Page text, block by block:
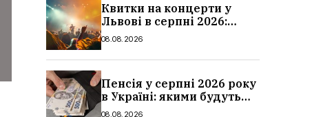
Квитки на концерти у
Львові в серпні 2026:
дати, ціни та локації
08.08.2026
Пенсія у серпні 2026 року
в Україні: якими будуть
мінімальні та
08.08.2026